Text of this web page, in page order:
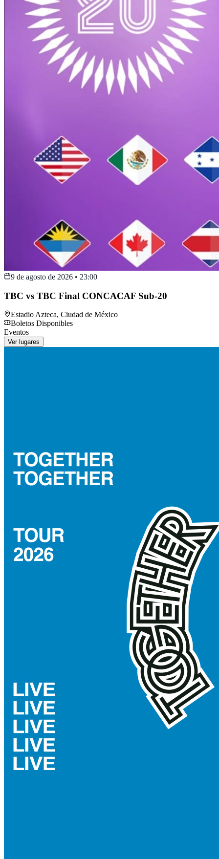
9 de agosto de 2026 • 23:00
TBC vs TBC Final CONCACAF Sub-20
Estadio Azteca, Ciudad de México
Boletos Disponibles
Eventos
Ver lugares